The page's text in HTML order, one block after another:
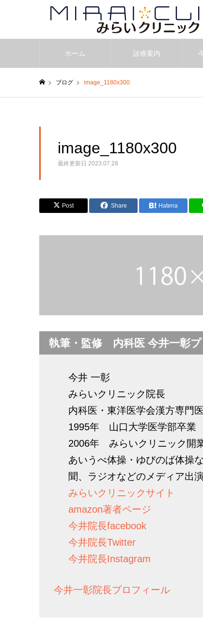
ホーム 診療案内
ブログ image_1180x300
image_1180x300
最終更新日 2023.07.28
Post Share Hatena
執筆・監修 内科医 今井一彰
今井 一彰
みらいクリニック院長
内科医・東洋医学会漢方専門医
1995年 山口大学医学部卒業
2006年 みらいクリニック開
あいうべ体操・ゆびのば体操
聞、ラジオなどのメディア出演
みらいクリニックサイト
amazon著者ページ
今井院長facebook
今井院長Twitter
今井院長Instagram
今井一彰院長プロフィール